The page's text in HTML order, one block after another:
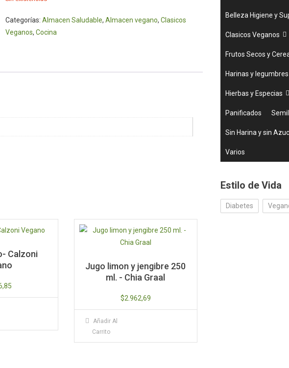
Categorías: Almacen Saludable, Almacen vegano, Clasicos
Veganos, Cocina
Calzoni
Jugo limon y jengibre 250
ml. - Chia Graal
$2.962,69
Añadir Al
Carrito
Belleza Higiene y
Clasicos Veganos
Frutos Secos y
Harinas y legumbres
Hierbas y Especias
Panificados
Sin Harina y sin
Varios
Estilo de Vida
Diabetes